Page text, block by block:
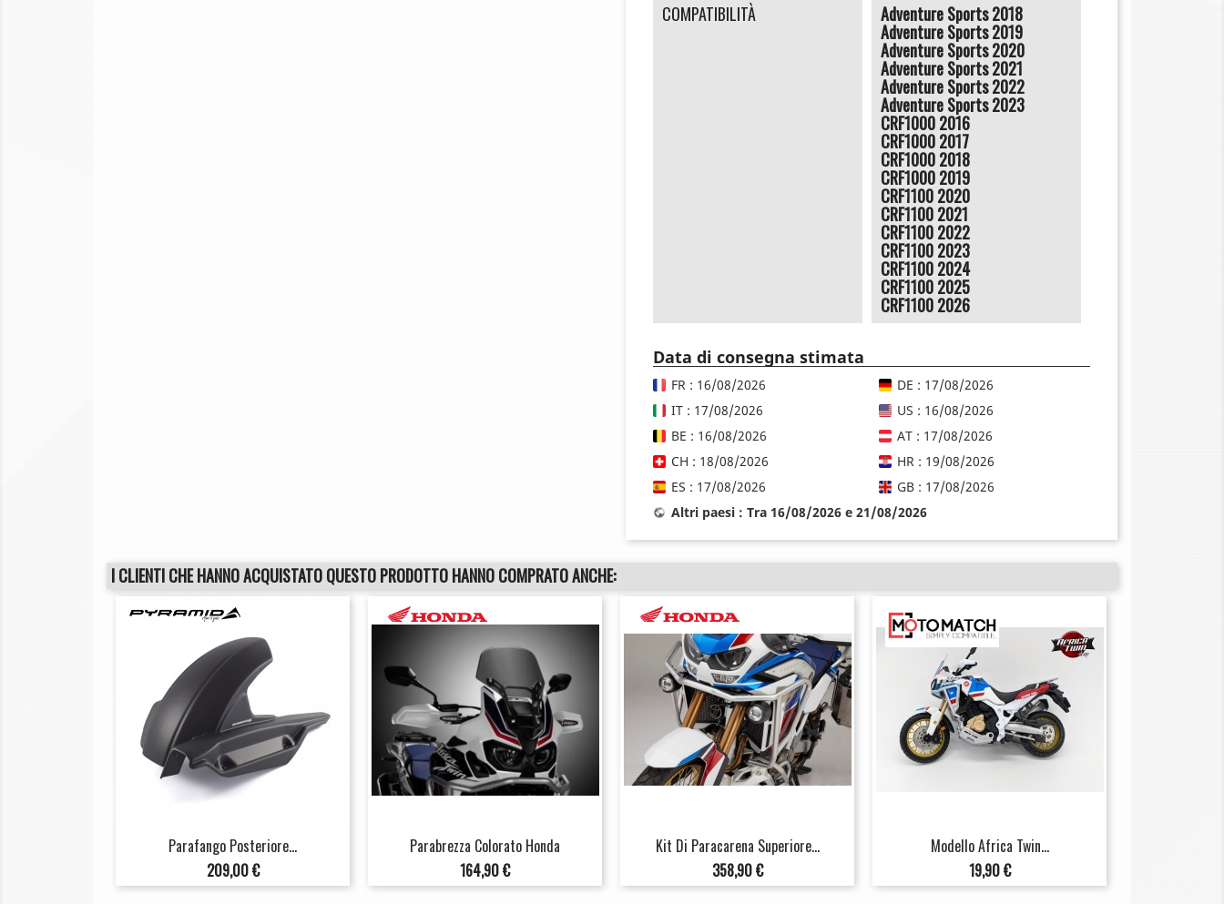
COMPATIBILITÀ
Adventure Sports 2018
Adventure Sports 2019
Adventure Sports 2020
Adventure Sports 2021
Adventure Sports 2022
Adventure Sports 2023
CRF1000 2016
CRF1000 2017
CRF1000 2018
CRF1000 2019
CRF1100 2020
CRF1100 2021
CRF1100 2022
CRF1100 2023
CRF1100 2024
CRF1100 2025
CRF1100 2026
Data di consegna stimata
FR : 16/08/2026
DE : 17/08/2026
IT : 17/08/2026
US : 16/08/2026
BE : 16/08/2026
AT : 17/08/2026
CH : 18/08/2026
HR : 19/08/2026
ES : 17/08/2026
GB : 17/08/2026
Altri paesi : Tra 16/08/2026 e 21/08/2026
I CLIENTI CHE HANNO ACQUISTATO QUESTO PRODOTTO HANNO COMPRATO ANCHE:
Parafango Posteriore...
Prezzo
209,00 €
Parabrezza Colorato Honda
Prezzo
164,90 €
Kit Di Paracarena Superiore...
Prezzo
358,90 €
Modello Africa Twin...
Prezzo
19,90 €